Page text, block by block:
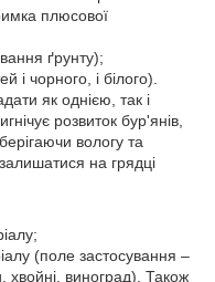
плюсової
ґрунту);
і чорного, і білого).
як однією, так і
розвиток бур'янів,
вологу та
на грядці
(поле застосування –
хвойні, виноград). Також